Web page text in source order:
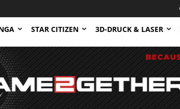
STAR CITIZEN 3D-DRUCK & LASER